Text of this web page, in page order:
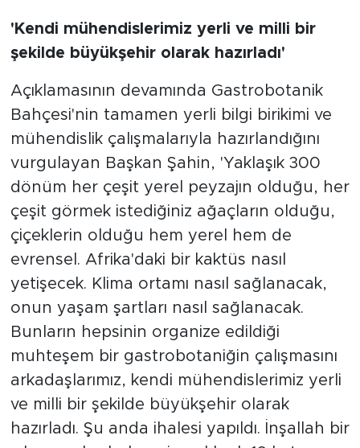
'Kendi mühendislerimiz yerli ve milli bir
şekilde büyükşehir olarak hazırladı'
Açıklamasının devamında Gastrobotanik
Bahçesi'nin tamamen yerli bilgi birikimi ve
mühendislik çalışmalarıyla hazırlandığını
vurgulayan Başkan Şahin, 'Yaklaşık 300
dönüm her çeşit yerel peyzajın olduğu, her
çeşit görmek istediğiniz ağaçların olduğu,
çiçeklerin olduğu hem yerel hem de
evrensel. Afrika'daki bir kaktüs nasıl
yetişecek. Klima ortamı nasıl sağlanacak,
onun yaşam şartları nasıl sağlanacak.
Bunların hepsinin organize edildiği
muhteşem bir gastrobotaniğin çalışmasını
arkadaşlarımız, kendi mühendislerimiz yerli
ve milli bir şekilde büyükşehir olarak
hazırladı. Şu anda ihalesi yapıldı. İnşallah bir